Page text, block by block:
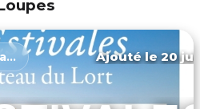
Artigues-près-bordeaux Ajouté le 20